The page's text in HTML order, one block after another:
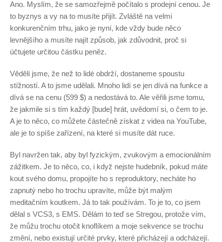
Ano. Myslím, že se samozřejmě počítalo s prodejní cenou. Je
to byznys a vy na to musíte přijít. Zvláště na velmi
konkurenčním trhu, jako je nyní, kde vždy bude něco
levnějšího a musíte najít způsob, jak zdůvodnit, proč si
účtujete určitou částku peněz.
Věděli jsme, že než to lidé obdrží, dostaneme spoustu
stížností. A to jsme udělali. Mnoho lidí se jen dívá na funkce a
dívá se na cenu (599 $) a nedostává to. Ale věřili jsme tomu,
že jakmile si s tím každý [bude] hrát, uvědomí si, o čem to je.
A je to něco, co můžete částečně získat z videa na YouTube,
ale je to spíše zařízení, na které si musíte dát ruce.
Byl navržen tak, aby byl fyzickým, zvukovým a emocionálním
zážitkem. Je to něco, co, i když nejste hudebník, pokud máte
kout svého domu, propojíte ho s reproduktory, necháte ho
zapnutý nebo ho trochu upravíte, může být malým
meditačním koutkem. Já to tak používám. To je to, co jsem
dělal s VCS3, s EMS. Dělám to teď se Stregou, protože vím,
že můžu trochu otočit knoflíkem a moje sekvence se trochu
změní, nebo existují určité prvky, které přicházejí a odcházejí.